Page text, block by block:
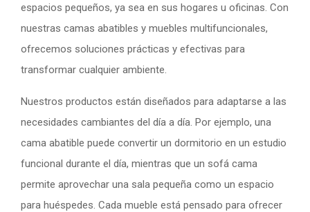
espacios pequeños, ya sea en sus hogares u oficinas. Con
nuestras camas abatibles y muebles multifuncionales,
ofrecemos soluciones prácticas y efectivas para
transformar cualquier ambiente.
Nuestros productos están diseñados para adaptarse a las
necesidades cambiantes del día a día. Por ejemplo, una
cama abatible puede convertir un dormitorio en un estudio
funcional durante el día, mientras que un sofá cama
permite aprovechar una sala pequeña como un espacio
para huéspedes. Cada mueble está pensado para ofrecer